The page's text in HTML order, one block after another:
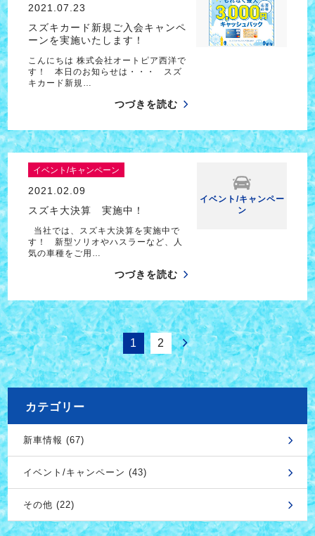
2021.07.23
スズキカード新規ご入会キャンペ
ーンを実施いたします！
こんにちは 株式会社オートピア西洋で
す！ 本日のお知らせは・・・ スズ
キカード新規…
つづきを読む
イベント/キャンペーン
2021.02.09
スズキ大決算 実施中！
当社では、スズキ大決算を実施中で
す！ 新型ソリオやハスラーなど、人
気の車種をご用…
つづきを読む
イベント/キャンペー
ン
1 2
カテゴリー
新車情報 (67)
イベント/キャンペーン (43)
その他 (22)